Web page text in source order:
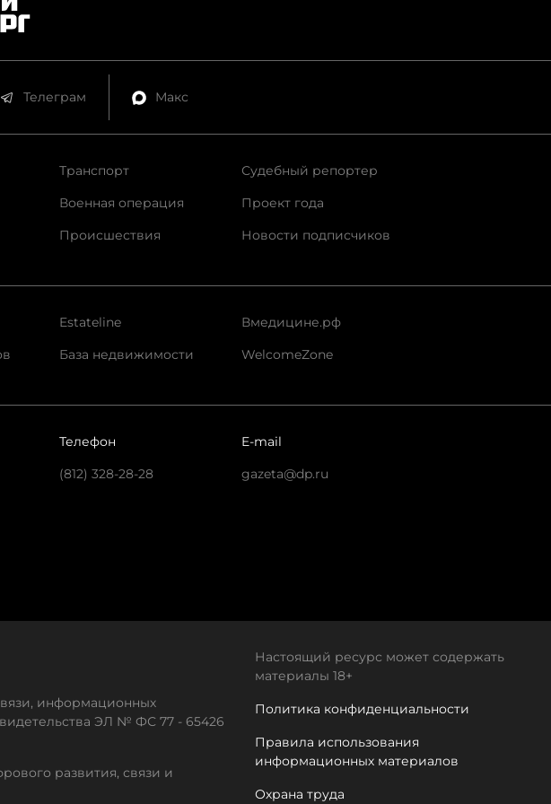
Телеграм Макс
Транспорт
Военная операция
Происшествия
Судебный репортер
Проект года
Новости подписчиков
Estateline
База недвижимости
Вмедицине.рф
WelcomeZone
Телефон
(812) 328-28-28
E-mail
gazeta@dp.ru
информационных
ЭЛ № ФС 77 - 65426
развития, связи и
Настоящий ресурс может содержать
материалы 18+
Политика конфиденциальности
Правила использования
информационных материалов
Охрана труда